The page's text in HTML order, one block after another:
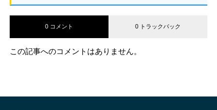
0 コメント 0 トラックバック
この記事へのコメントはありません。